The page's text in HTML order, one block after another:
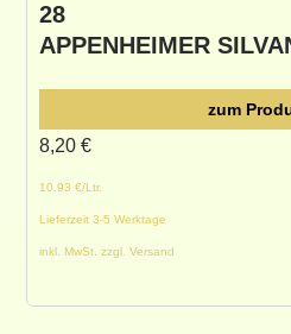
28
APPENHEIMER
10.93 €/Ltr.
Lieferzeit 3-5 Werktage
inkl. MwSt. zzgl. Versand
8,20 €
zum